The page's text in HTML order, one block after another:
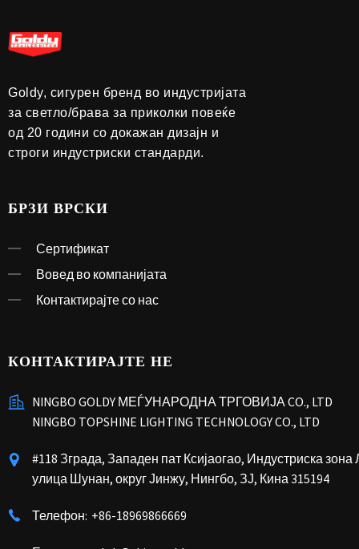
Goldy, сигурен бренд во индустријата
за светло/брава за приколки повеќе
од 20 години со докажан дизајн и
строги индустриски стандарди.
БРЗИ ВРСКИ
Сертификат
Вовед во компанијата
Контактирајте со нас
КОНТАКТИРАЈТЕ НЕ
NINGBO GOLDY МЕЃУНАРОДНА ТРГОВИЈА CO., LTD
NINGBO TOPSHINE LIGHTING TECHNOLOGY CO., LTD
#118 Зграда, Западен пат Ксијаогао, Индустриска зона
улица Шунан, округ Јинжу, Нингбо, ЗЈ, Кина 315194
Телефон: +86-18969866669